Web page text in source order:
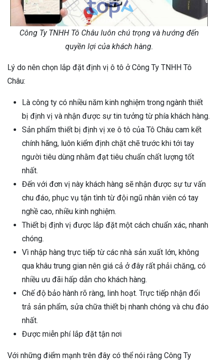
Công Ty TNHH Tô Châu luôn chú trọng và hướng đến
quyền lợi của khách hàng.
Lý do nên chọn lắp đặt định vị ô tô ở Công Ty TNHH Tô
Châu:
Là công ty có nhiều năm kinh nghiệm trong ngành thiết
bị định vị và nhận được sự tin tưởng từ phía khách hàng.
Sản phẩm thiết bị định vị xe ô tô của Tô Châu cam kết
chính hãng, luôn kiểm định chặt chẽ trước khi tới tay
người tiêu dùng nhằm đạt tiêu chuẩn chất lượng tốt
nhất.
Đến với đơn vị này khách hàng sẽ nhận được sự tư vấn
chu đáo, phục vụ tận tình từ đội ngũ nhân viên có tay
nghề cao, nhiều kinh nghiệm.
Thiết bị định vị được lắp đặt một cách chuẩn xác, nhanh
chóng.
Vì nhập hàng trực tiếp từ các nhà sản xuất lớn, không
qua khâu trung gian nên giá cả ở đây rất phải chăng, có
nhiều ưu đãi hấp dẫn cho khách hàng.
Chế độ bảo hành rõ ràng, linh hoạt. Trực tiếp nhận đổi
trả sản phẩm, sửa chữa thiết bị nhanh chóng và chu đáo
nhất.
Được miễn phí lắp đặt tận nơi
Với những điểm mạnh trên đây có thể nói rằng Công Ty